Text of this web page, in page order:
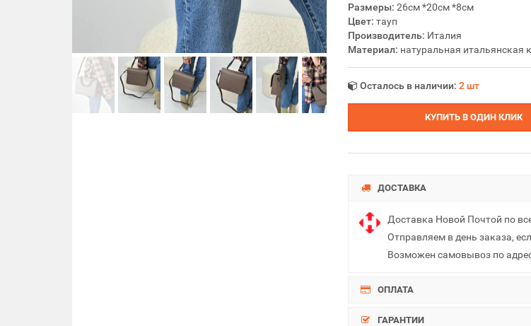
Размеры: 26см *20см *8см
Цвет: тауп
Производитель: Италия
Материал: натуральная итальянская
Осталось в наличии: 2 шт
КУПИТЬ В ОДИН КЛИК
ДОСТАВКА
Доставка Новой Почтой по
Отправляем в день заказа,
Возможен самовывоз по
ОПЛАТА
ГАРАНТИИ